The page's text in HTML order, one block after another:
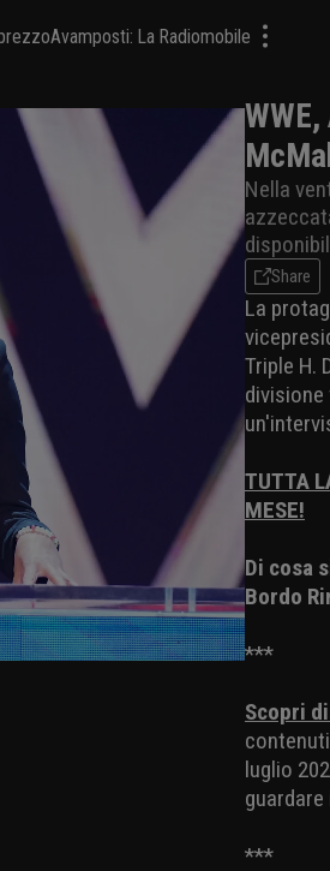
Avamposti: La Radiomobile
Nella
Share
La
Triple H.
TUTTA
MESE!
Di cosa
Bordo
***
Scopri
luglio
***